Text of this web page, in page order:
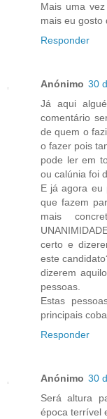
Mais uma
mais eu gosto
Responder
Anónimo 30
Já aqui
comentário
de quem o
o fazer pois
pode ler em
ou calúnia foi
E já agora eu
que fazem
mais
certo e
este
dizerem
pessoas.
Estas
principais
Responder
Anónimo 30
Será altura
época terrível